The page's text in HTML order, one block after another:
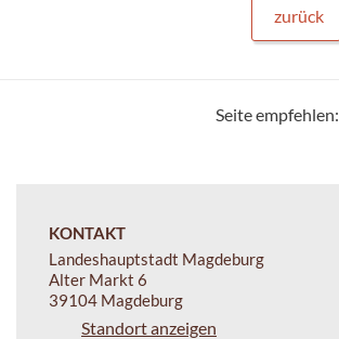
zurück
Seite empfehlen:
KONTAKT
Landeshauptstadt Magdeburg
Alter Markt 6
39104 Magdeburg
Standort anzeigen